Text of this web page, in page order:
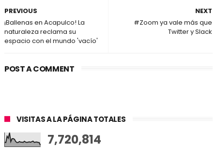
NEXT
#Zoom ya vale más que
Twitter y Slack
PREVIOUS
¡Ballenas en Acapulco! La
naturaleza reclama su
espacio con el mundo 'vacío'
POST A COMMENT
VISITAS A LA PÁGINA TOTALES
7,720,814